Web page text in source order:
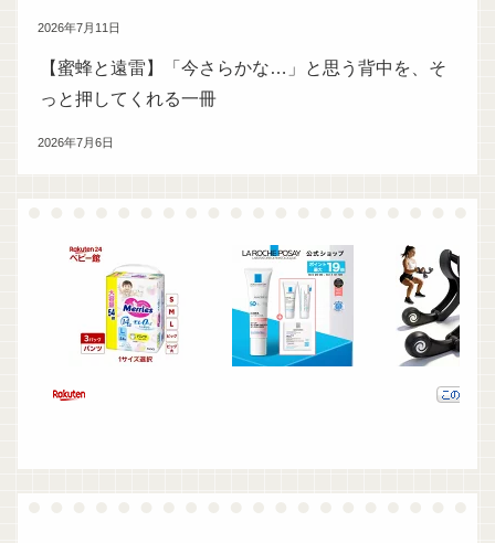
2026年7月11日
【蜜蜂と遠雷】「今さらかな…」と思う背中を、そ
っと押してくれる一冊
2026年7月6日